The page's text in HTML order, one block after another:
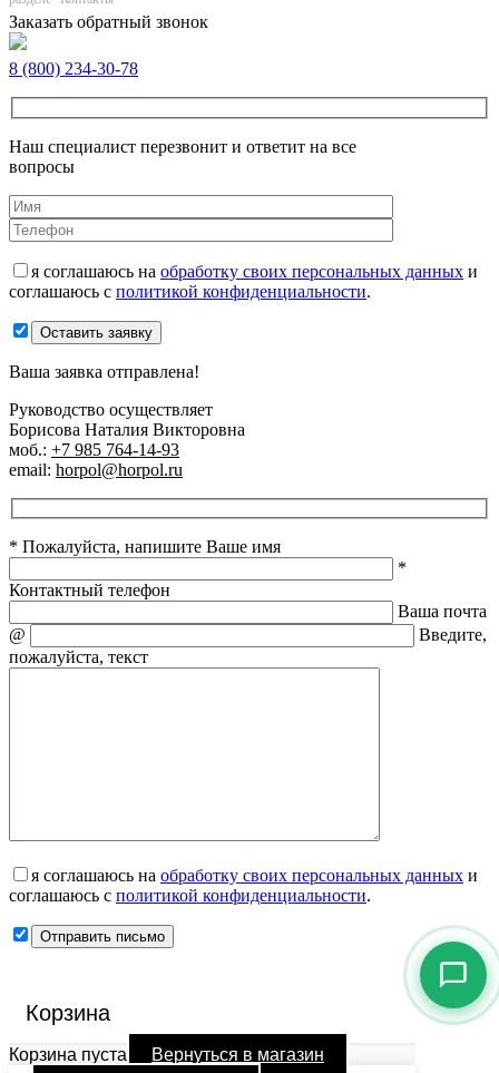
Заказать обратный звонок
8 (800) 234-30-78
Наш специалист перезвонит и ответит на все
вопросы
я соглашаюсь на обработку своих персональных данных и
соглашаюсь с политикой конфиденциальности.
Оставить заявку
Ваша заявка отправлена!
Руководство осуществляет
Борисова Наталия Викторовна
моб.: +7 985 764-14-93
email: horpol@horpol.ru
* Пожалуйста, напишите Ваше имя
*
Контактный телефон
Ваша почта
@
Введите,
пожалуйста, текст
я соглашаюсь на обработку своих персональных данных и
соглашаюсь с политикой конфиденциальности.
Корзина
Корзина пуста Вернуться в магазин